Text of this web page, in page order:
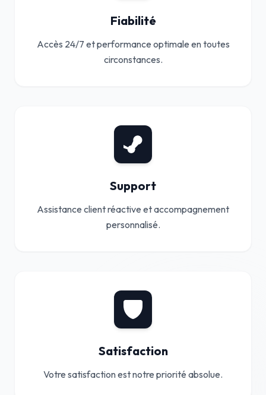
Fiabilité
Accès 24/7 et performance optimale en toutes
circonstances.
Support
Assistance client réactive et accompagnement
personnalisé.
Satisfaction
Votre satisfaction est notre priorité absolue.